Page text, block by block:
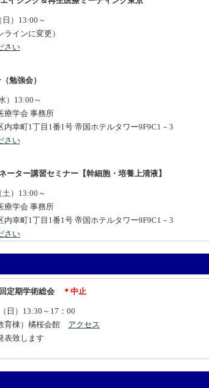
）13:00～
インに変更）
さい
勉強会）
）13:00～
療学会 事務所
丁目1番1号 帝国ホテルタワー9F9C1－3
さい
ーター講習セミナー【幹細胞・培養上清液】
）13:00～
療学会 事務所
丁目1番1号 帝国ホテルタワー9F9C1－3
さい
定期学術総会 ＊中止
日）13:30～17：00
育棟）橘桜会館 アクセス
表致します